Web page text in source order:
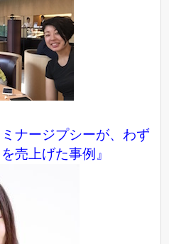
ナージプシーが、わず
売上げた事例』